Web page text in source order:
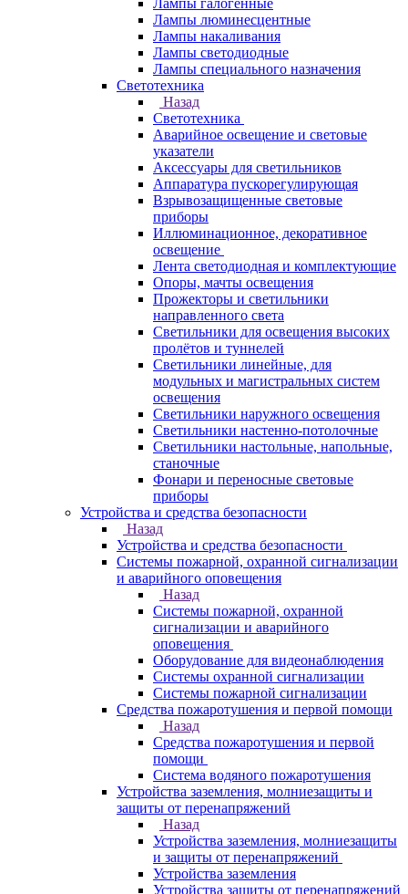
Лампы галогенные
Лампы люминесцентные
Лампы накаливания
Лампы светодиодные
Лампы специального назначения
Светотехника
Назад
Светотехника
Аварийное освещение и световые
указатели
Аксессуары для светильников
Аппаратура пускорегулирующая
Взрывозащищенные световые
приборы
Иллюминационное, декоративное
освещение
Лента светодиодная и комплектующие
Опоры, мачты освещения
Прожекторы и светильники
направленного света
Светильники для освещения высоких
пролётов и туннелей
Светильники линейные, для
модульных и магистральных систем
освещения
Светильники наружного освещения
Светильники настенно-потолочные
Светильники настольные, напольные,
станочные
Фонари и переносные световые
приборы
Устройства и средства безопасности
Назад
Устройства и средства безопасности
Системы пожарной, охранной сигнализации
и аварийного оповещения
Назад
Системы пожарной, охранной
сигнализации и аварийного
оповещения
Оборудование для видеонаблюдения
Системы охранной сигнализации
Системы пожарной сигнализации
Средства пожаротушения и первой помощи
Назад
Средства пожаротушения и первой
помощи
Система водяного пожаротушения
Устройства заземления, молниезащиты и
защиты от перенапряжений
Назад
Устройства заземления, молниезащиты
и защиты от перенапряжений
Устройства заземления
Устройства защиты от перенапряжений